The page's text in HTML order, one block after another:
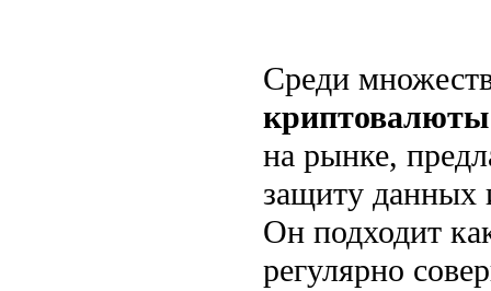
Среди
криптовалюты
на рынке,
защиту данных
Он подходит
регулярно